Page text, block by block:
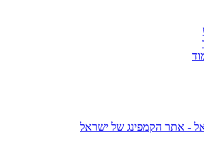
- אתר הקמפינג של ישראל